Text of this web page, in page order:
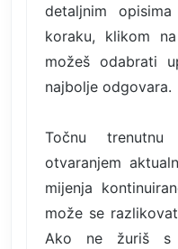
detaljnim
koraku, klikom
možeš odabrati
najbolje odgovara.
Točnu
otvaranjem
mijenja
može se
Ako ne žuriš s